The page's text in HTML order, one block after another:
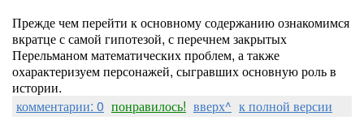
Прежде чем перейти к основному содержанию ознакомимся
вкратце с самой гипотезой, с перечнем закрытых
Перельманом математических проблем, а также
охарактеризуем персонажей, сыгравших основную роль в
истории.
комментарии: 0 понравилось! вверх^ к полной версии